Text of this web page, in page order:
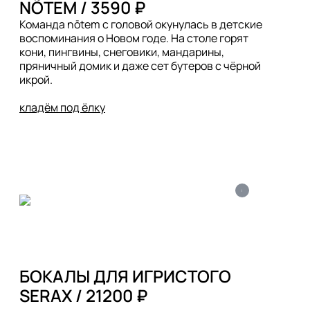
Команда nōtem с головой окунулась в детские
воспоминания о Новом годе. На столе горят
кони, пингвины, снеговики, мандарины,
пряничный домик и даже сет бутеров с чёрной
икрой.
кладём под ёлку
i
БОКАЛЫ ДЛЯ ИГРИСТОГО
SERAX / 21200 ₽